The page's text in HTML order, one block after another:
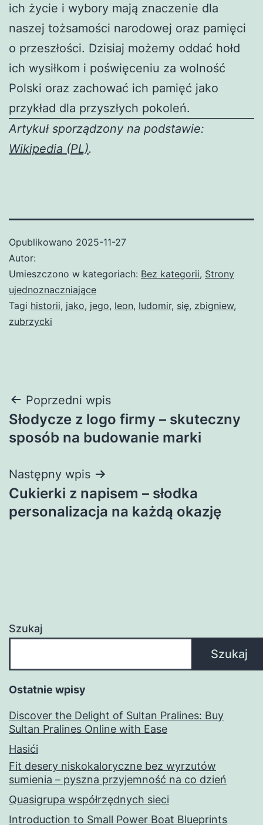
ich życie i wybory mają znaczenie dla
naszej tożsamości narodowej oraz pamięci
o przeszłości. Dzisiaj możemy oddać hołd
ich wysiłkom i poświęceniu za wolność
Polski oraz zachować ich pamięć jako
przykład dla przyszłych pokoleń.
Artykuł sporządzony na podstawie:
Wikipedia (PL).
Opublikowano 2025-11-27
Autor:
Umieszczono w kategoriach: Bez kategorii, Strony
ujednoznaczniające
Tagi historii, jako, jego, leon, ludomir, się, zbigniew,
zubrzycki
Nawigacja
wpisu
Poprzedni wpis
Słodycze z logo firmy – skuteczny
sposób na budowanie marki
Następny wpis
Cukierki z napisem – słodka
personalizacja na każdą okazję
Szukaj
Szukaj
Ostatnie wpisy
Discover the Delight of Sultan Pralines: Buy
Sultan Pralines Online with Ease
Hasići
Fit desery niskokaloryczne bez wyrzutów
sumienia – pyszna przyjemność na co dzień
Quasigrupa współrzędnych sieci
Introduction to Small Power Boat Blueprints